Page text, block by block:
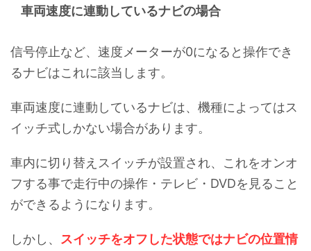
車両速度に連動しているナビの場合
信号停止など、速度メーターが0になると操作でき
るナビはこれに該当します。
車両速度に連動しているナビは、機種によってはス
イッチ式しかない場合があります。
車内に切り替えスイッチが設置され、これをオンオ
フする事で走行中の操作・テレビ・DVDを見ること
ができるようになります。
しかし、 スイッチをオフした状態ではナビの位置情